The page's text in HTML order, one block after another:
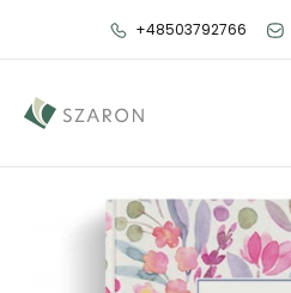
+48503792766